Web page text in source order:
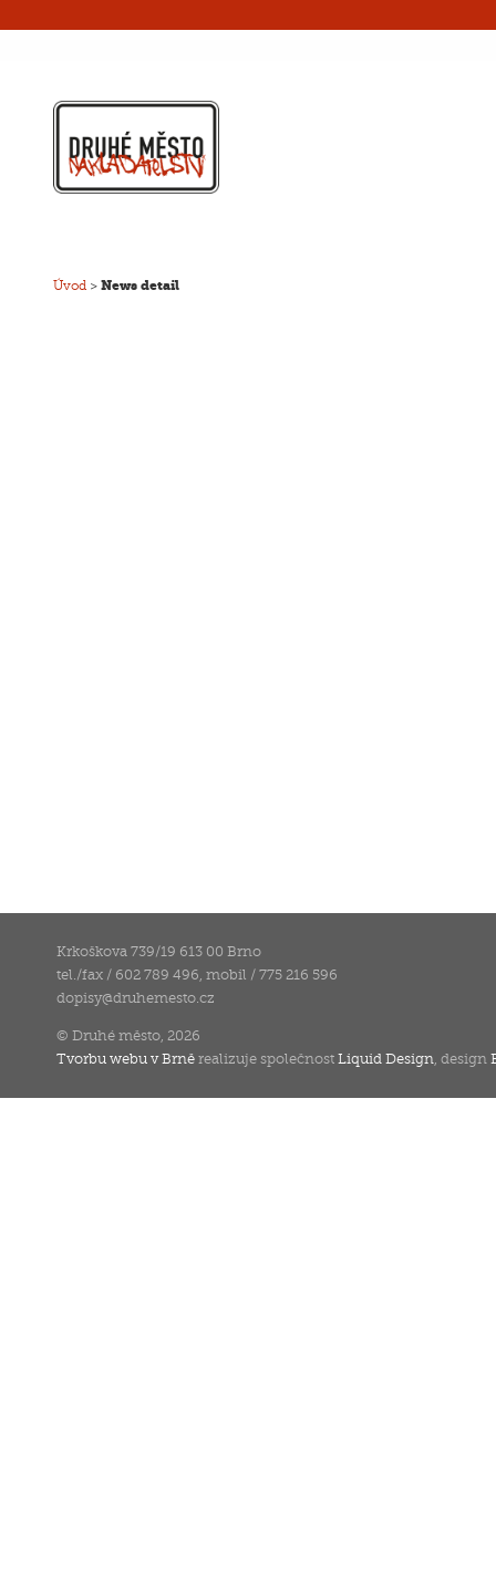
Úvod > News detail
Krkoškova 739/19 613 00 Brno
tel./fax / 602 789 496, mobil / 775 216 596
dopisy@druhemesto.cz
© Druhé město, 2026
Tvorbu webu v Brně realizuje společnostLiquid Design , design